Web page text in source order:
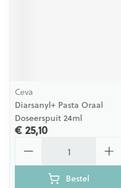
Ceva
Diarsanyl+ Pasta Oraal
Doseerspuit 24ml
€ 25,10
Bestel